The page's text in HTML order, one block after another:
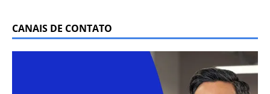
CANAIS DE CONTATO